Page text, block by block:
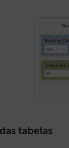
tabelas